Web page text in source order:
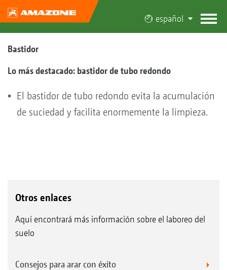
español
Bastidor
Lo más destacado: bastidor de tubo redondo
El bastidor de tubo redondo evita la acumulación
de suciedad y facilita enormemente la limpieza.
Otros enlaces
Aquí encontrará más información sobre el laboreo del
suelo
Consejos para arar con éxito